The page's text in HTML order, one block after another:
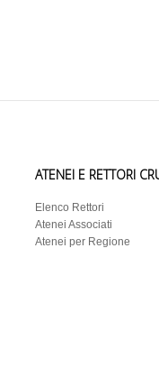
ATENEI E RETTORI
Elenco Rettori
Atenei Associati
Atenei per Regione